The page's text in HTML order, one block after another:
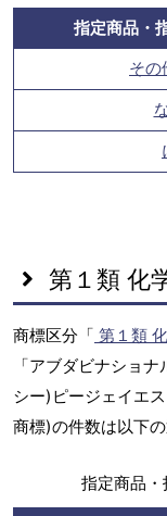
指定商品・
その
第１類 化
商標区分「 第１類
「アブダビナショ
シー)ピージェイエ
商標)の件数は以下の
指定商品